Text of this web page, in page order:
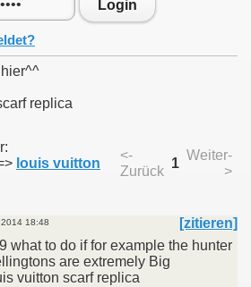
Login
replica
louis vuitton
<-
Zurück
1
Weiter-
>
18:48
[zitieren]
what to do if for example the hunter
are extremely Big
vuitton scarf replica